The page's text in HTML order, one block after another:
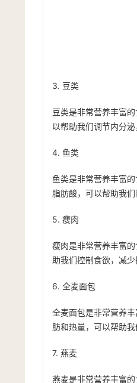
3. 豆类
豆类是非常营养丰富
以帮助我们调节内分泌
4. 鱼类
鱼类是非常营养丰富
脂肪酸，可以帮助我
5. 瘦肉
瘦肉是非常营养丰富
助我们控制食欲，减少
6. 全麦面包
全麦面包是非常营养
肪和热量，可以帮助我
7. 燕麦
燕麦是非常营养丰富